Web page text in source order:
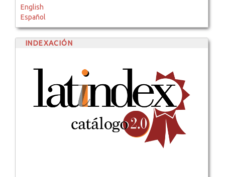
English
Español
INDEXACIÓN